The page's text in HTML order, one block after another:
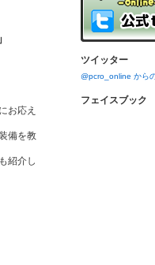
お応え
備を教
紹介し
ツイッター
@pcro_online から
フェイスブック